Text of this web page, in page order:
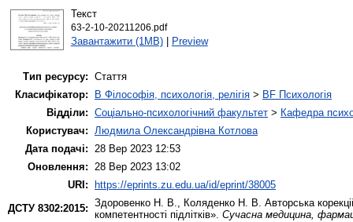
Текст
63-2-10-20211206.pdf
Завантажити (1MB)| Preview
Тип ресурсу: Стаття
Класифікатор:
B Філософія, психологія, релігія > BF Психологія
Відділи: Соціально-психологічний факультет > Кафедра
Користувач: Людмила Олександрівна Котлова
Дата подачі: 28 Вер 2023 12:53
Оновлення: 28 Вер 2023 13:02
URI:
https://eprints.zu.edu.ua/id/eprint/38005
ДСТУ 8302:2015: Здоровенко Н. В., Коляденко Н. В. Авторська
компетентності підлітків». Сучасна медицина,